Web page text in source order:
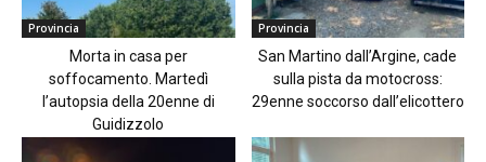
Provincia
Morta in casa per
soffocamento. Martedì
l’autopsia della 20enne di
Guidizzolo
Provincia
San Martino dall’Argine, cade
sulla pista da motocross:
29enne soccorso dall’elicottero